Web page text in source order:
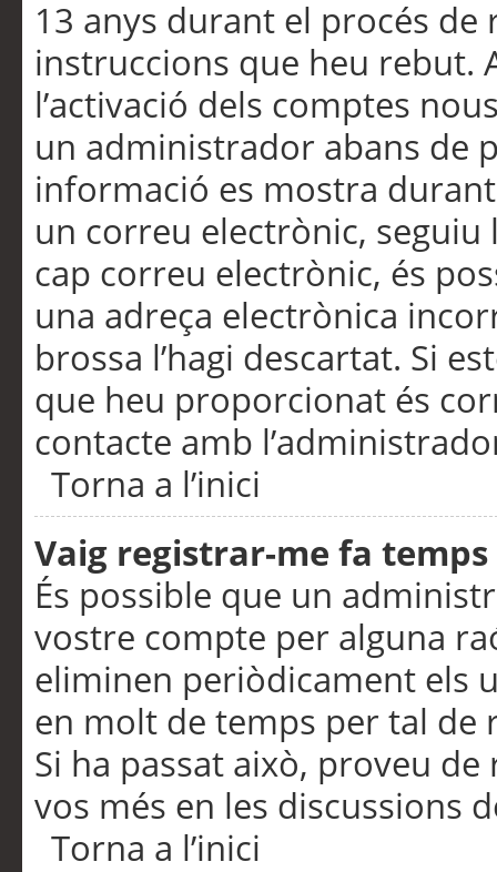
13 anys durant el procés de
instruccions que heu rebut.
l’activació dels comptes
un administrador abans de
informació es mostra
un correu electrònic,
cap correu electrònic, és
una adreça electrònica
brossa l’hagi descartat. Si
que heu proporcionat és
contacte amb
Torna a l’inici
Vaig registrar-me fa
És possible que un
vostre compte per alguna
eliminen periòdicament els
en molt de temps per tal de
Si ha passat això, proveu
vos més en les discussions
Torna a l’inici